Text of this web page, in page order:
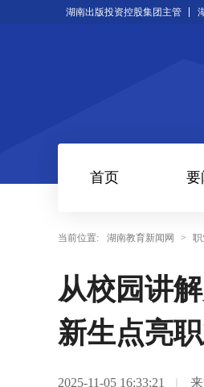
湖南出版投资控股集团主管
首页 要
当前位置: 湖南教育新闻网 >
从校园讲
新生点亮
2025-11-05 16:33:21